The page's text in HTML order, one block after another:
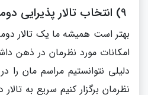
بهتر است همیشه ما یک تالار
امکانات مورد نظرمان در ذهن
دلیلی نتوانستیم مراسم مان را
نظرمان برگزار کنیم سریع به